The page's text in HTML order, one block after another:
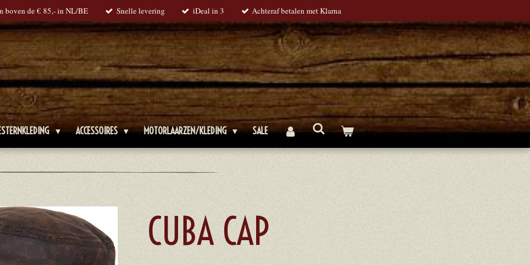
boven de € 85,- in NL/BE Snelle levering iDeal in 3 Achteraf betalen met Klarna
ACCESSOIRES MOTORLAARZEN/KLEDING SALE
CUBA CAP